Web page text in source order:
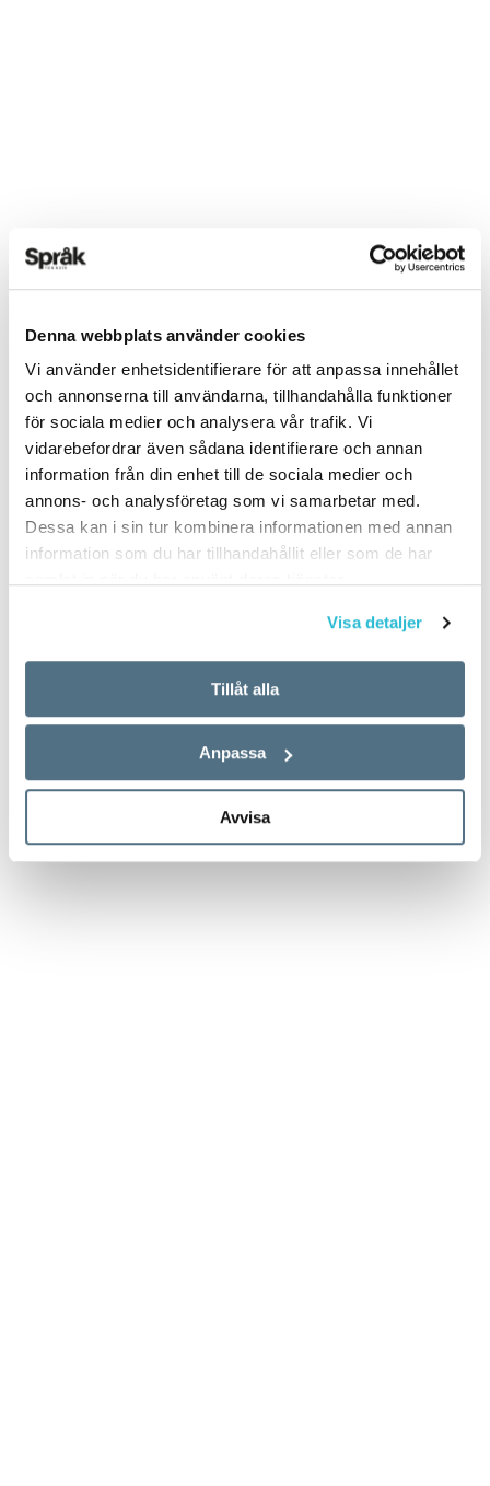
Denna webbplats använder cookies
Vi använder enhetsidentifierare för att anpassa innehållet
och annonserna till användarna, tillhandahålla funktioner
för sociala medier och analysera vår trafik. Vi
vidarebefordrar även sådana identifierare och annan
information från din enhet till de sociala medier och
annons- och analysföretag som vi samarbetar med.
Dessa kan i sin tur kombinera informationen med annan
information som du har tillhandahållit eller som de har
Visa detaljer
Tillåt alla
Anpassa
Avvisa